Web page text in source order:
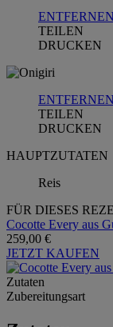
ENTFERNEN
TEILEN
DRUCKEN
ENTFERNEN
TEILEN
DRUCKEN
HAUPTZUTATEN
Reis
FÜR DIESES
Cocotte Every aus
259,00 €
JETZT KAUFEN
Zutaten
Zubereitungsart